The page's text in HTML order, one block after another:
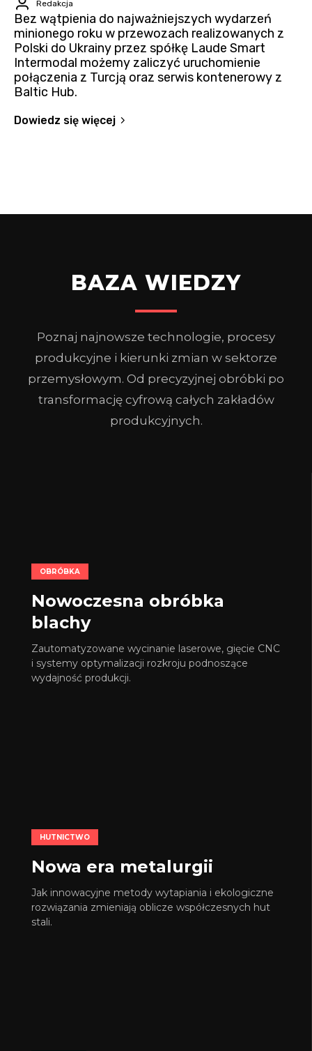
Redakcja
Bez wątpienia do najważniejszych wydarzeń
minionego roku w przewozach realizowanych z
Polski do Ukrainy przez spółkę Laude Smart
Intermodal możemy zaliczyć uruchomienie
połączenia z Turcją oraz serwis kontenerowy z
Baltic Hub.
Dowiedz się więcej
BAZA WIEDZY
Poznaj najnowsze technologie, procesy
produkcyjne i kierunki zmian w sektorze
przemysłowym. Od precyzyjnej obróbki po
transformację cyfrową całych zakładów
produkcyjnych.
OBRÓBKA
Nowoczesna obróbka
blachy
Zautomatyzowane wycinanie laserowe, gięcie CNC
i systemy optymalizacji rozkroju podnoszące
wydajność produkcji.
HUTNICTWO
Nowa era metalurgii
Jak innowacyjne metody wytapiania i ekologiczne
rozwiązania zmieniają oblicze współczesnych hut
stali.